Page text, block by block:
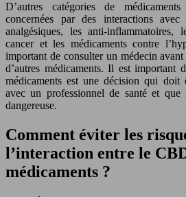
D’autres catégories de
concernées par des interactions
analgésiques, les anti-inflammatoires,
cancer et les médicaments contre
important de consulter un médecin
d’autres médicaments. Il est important
médicaments est une décision qui doit
avec un professionnel de santé et que
dangereuse.
Comment éviter les
l’interaction entre le
médicaments ?